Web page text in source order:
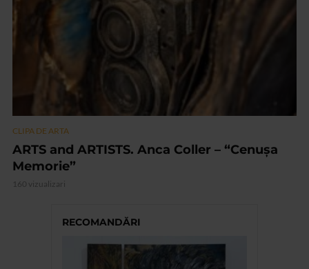
CLIPA DE ARTA
ARTS and ARTISTS. Anca Coller – “Cenușa
Memorie”
160 vizualizari
RECOMANDĂRI